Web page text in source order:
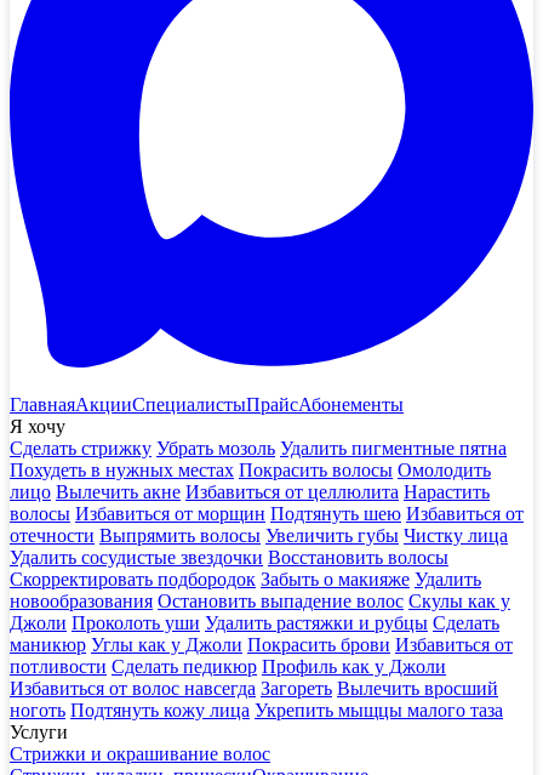
ГлавнаяАкцииСпециалистыПрайсАбонементы
Я хочу
Сделать стрижку Убрать мозоль Удалить пигментные пятна
Похудеть в нужных местах Покрасить волосы Омолодить
лицо Вылечить акне Избавиться от целлюлита Нарастить
волосы Избавиться от морщин Подтянуть шею Избавиться от
отечности Выпрямить волосы Увеличить губы Чистку лица
Удалить сосудистые звездочки Восстановить волосы
Скорректировать подбородок Забыть о макияже Удалить
новообразования Остановить выпадение волос Скулы как у
Джоли Проколоть уши Удалить растяжки и рубцы Сделать
маникюр Углы как у Джоли Покрасить брови Избавиться от
потливости Сделать педикюр Профиль как у Джоли
Избавиться от волос навсегда Загореть Вылечить вросший
ноготь Подтянуть кожу лица Укрепить мыщцы малого таза
Услуги
Стрижки и окрашивание волос